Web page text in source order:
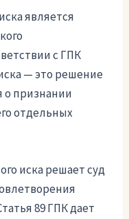
является
с ГПК
— это решение
о признании
отдельных
иска решает суд
89 ГПК дает